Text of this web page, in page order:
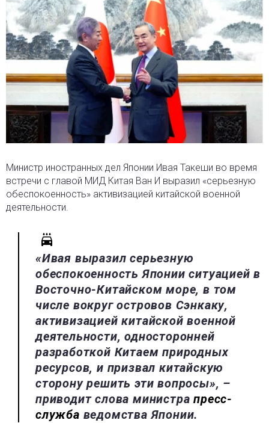
Министр иностранных дел Японии Ивая Такеши во время
встречи с главой МИД Китая Ван И выразил «серьезную
обеспокоенность» активизацией китайской военной
деятельности.
«Ивая выразил серьезную
обеспокоенность Японии ситуацией в
Восточно-Китайском море, в том
числе вокруг островов Сэнкаку,
активизацией китайской военной
деятельности, односторонней
разработкой Китаем природных
ресурсов, и призвал китайскую
сторону решить эти вопросы», –
приводит слова министрапресс-
служба ведомства Японии.